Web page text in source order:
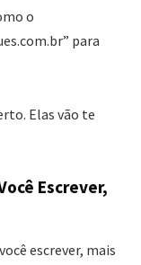
o
para
Elas vão te
Escrever,
escrever, mais